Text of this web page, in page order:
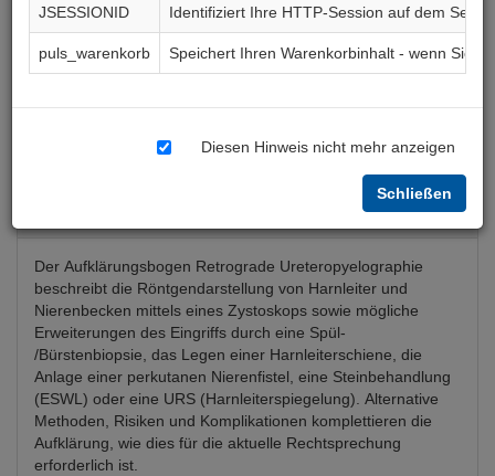
JSESSIONID
Identifiziert Ihre HTTP-Session auf dem Server
puls_warenkorb
Speichert Ihren Warenkorbinhalt - wenn Sie
Diesen Hinweis nicht mehr anzeigen
Schließen
Ureteropyelographie,
retrograd
Der Aufklärungsbogen Retrograde Ureteropyelographie
beschreibt die Röntgendarstellung von Harnleiter und
Nierenbecken mittels eines Zystoskops sowie mögliche
Erweiterungen des Eingriffs durch eine Spül-
/Bürstenbiopsie, das Legen einer Harnleiterschiene, die
Anlage einer perkutanen Nierenfistel, eine Steinbehandlung
(ESWL) oder eine URS (Harnleiterspiegelung). Alternative
Methoden, Risiken und Komplikationen komplettieren die
Aufklärung, wie dies für die aktuelle Rechtsprechung
erforderlich ist.